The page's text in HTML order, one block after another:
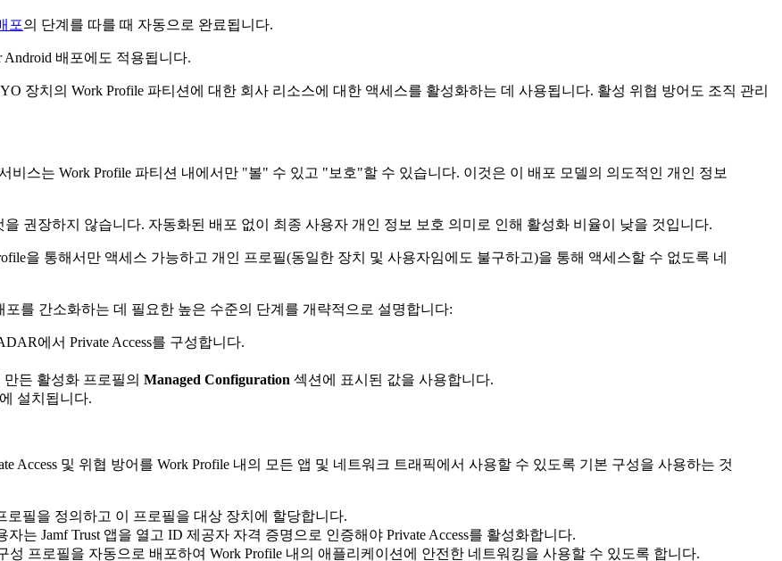
포의 단계를 따를 때 자동으로 완료됩니다.
배포에도 적용됩니다.
장치의 Work Profile 파티션에 대한 회사 리소스에 대한 액세스를 활성화하는 데 사용됩니다. 활성 위협 방어도 조직 관리
비스는 Work Profile 파티션 내에서만 "볼" 수 있고 "보호"할 수 있습니다. 이것은 이 배포 모델의 의도적인 개인 정보
권장하지 않습니다. 자동화된 배포 없이 최종 사용자 개인 정보 보호 의미로 인해 활성화 비율이 낮을 것입니다.
을 통해서만 액세스 가능하고 개인 프로필(동일한 장치 및 사용자임에도 불구하고)을 통해 액세스할 수 없도록 네
포를 간소화하는 데 필요한 높은 수준의 단계를 개략적으로 설명합니다:
에서 Private Access를 구성합니다.
든 활성화 프로필의 Managed Configuration 섹션에 표시된 값을 사용합니다.
설치됩니다.
Access 및 위협 방어를 Work Profile 내의 모든 앱 및 네트워크 트래픽에서 사용할 수 있도록 기본 구성을 사용하는 것
로필을 정의하고 이 프로필을 대상 장치에 할당합니다.
는 Jamf Trust 앱을 열고 ID 제공자 자격 증명으로 인증해야 Private Access를 활성화합니다.
성 프로필을 자동으로 배포하여 Work Profile 내의 애플리케이션에 안전한 네트워킹을 사용할 수 있도록 합니다.